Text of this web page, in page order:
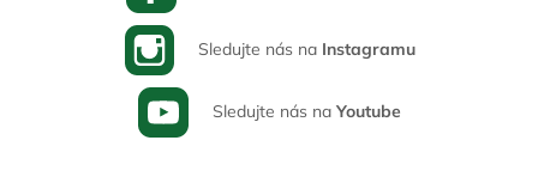
Sledujte nás na Instagramu
Sledujte nás na Youtube